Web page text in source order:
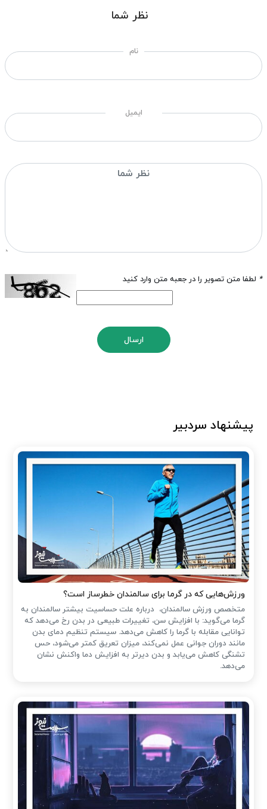
نظر شما
نام
ایمیل
* لطفا متن تصویر را در جعبه متن وارد کنید
ارسال
پیشنهاد سردبیر
ورزش‌هایی که در گرما برای سالمندان خطرساز است؟
متخصص ورزش سالمندان، درباره علت حساسیت بیشتر سالمندان به
گرما می‌گوید: با افزایش سن، تغییرات طبیعی در بدن رخ می‌دهد که
توانایی مقابله با گرما را کاهش می‌دهد. سیستم تنظیم دمای بدن
مانند دوران جوانی عمل نمی‌کند، میزان تعریق کمتر می‌شود، حس
تشنگی کاهش می‌یابد و بدن دیرتر به افزایش دما واکنش نشان
می‌دهد.